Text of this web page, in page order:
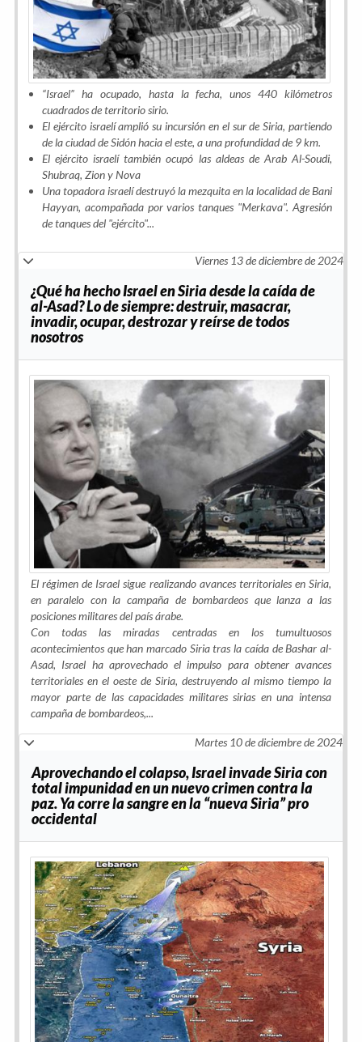
“Israel” ha ocupado, hasta la fecha, unos 440 kilómetros
cuadrados de territorio sirio.
El ejército israelí amplió su incursión en el sur de Siria, partiendo
de la ciudad de Sidón hacia el este, a una profundidad de 9 km.
El ejército israelí también ocupó las aldeas de Arab Al-Soudi,
Shubraq, Zion y Nova
Una topadora israelí destruyó la mezquita en la localidad de Bani
Hayyan, acompañada por varios tanques "Merkava". Agresión
de tanques del "ejército"...
Viernes 13 de diciembre de 2024
¿Qué ha hecho Israel en Siria desde la caída de
al-Asad? Lo de siempre: destruir, masacrar,
invadir, ocupar, destrozar y reírse de todos
nosotros
El régimen de Israel sigue realizando avances territoriales en Siria,
en paralelo con la campaña de bombardeos que lanza a las
posiciones militares del país árabe.
Con todas las miradas centradas en los tumultuosos
acontecimientos que han marcado Siria tras la caída de Bashar al-
Asad, Israel ha aprovechado el impulso para obtener avances
territoriales en el oeste de Siria, destruyendo al mismo tiempo la
mayor parte de las capacidades militares sirias en una intensa
campaña de bombardeos,...
Martes 10 de diciembre de 2024
Aprovechando el colapso, Israel invade Siria con
total impunidad en un nuevo crimen contra la
paz. Ya corre la sangre en la “nueva Siria” pro
occidental